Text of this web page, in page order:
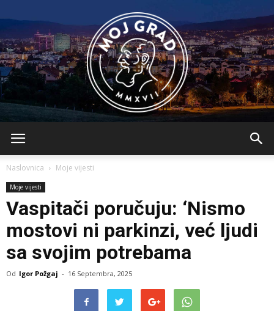
Naslovnica Moje vijesti
Moje vijesti
Vaspitači poručuju: ‘Nismo
mostovi ni parkinzi, već ljudi
sa svojim potrebama
Od Igor Požgaj - 16 Septembra, 2025